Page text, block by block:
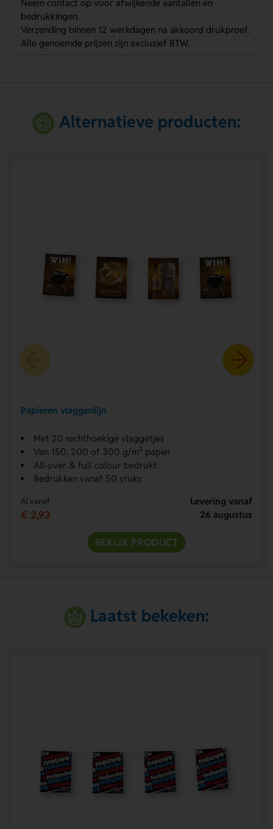
Neem contact op voor afwijkende aantallen en
bedrukkingen.
Verzending binnen 12 werkdagen na akkoord drukproef.
Alle genoemde prijzen zijn exclusief BTW.
Alternatieve producten:
Papieren vlaggenlijn
Met 20 rechthoekige vlaggetjes
Van 150, 200 of 300 g/m² papier
All-over & full colour bedrukt
Bedrukken vanaf 50 stuks
Al vanaf
€ 2,93
Levering vanaf
26 augustus
BEKIJK PRODUCT
Laatst bekeken: